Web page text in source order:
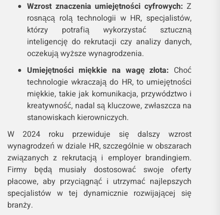
Wzrost znaczenia umiejętności cyfrowych: Z
rosnącą rolą technologii w HR, specjalistów,
którzy potrafią wykorzystać sztuczną
inteligencję do rekrutacji czy analizy danych,
oczekują wyższe wynagrodzenia.
Umiejętności miękkie na wagę złota: Choć
technologie wkraczają do HR, to umiejętności
miękkie, takie jak komunikacja, przywództwo i
kreatywność, nadal są kluczowe, zwłaszcza na
stanowiskach kierowniczych.
W 2024 roku przewiduje się dalszy wzrost
wynagrodzeń w dziale HR, szczególnie w obszarach
związanych z rekrutacją i employer brandingiem.
Firmy będą musiały dostosować swoje oferty
płacowe, aby przyciągnąć i utrzymać najlepszych
specjalistów w tej dynamicznie rozwijającej się
branży.